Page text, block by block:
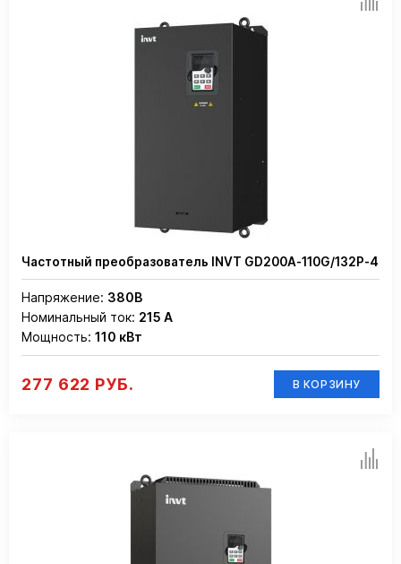
Частотный преобразователь INVT GD200A-110G/132P-4
Напряжение: 380В
Номинальный ток: 215 А
Мощность: 110 кВт
277 622 РУБ. В КОРЗИНУ